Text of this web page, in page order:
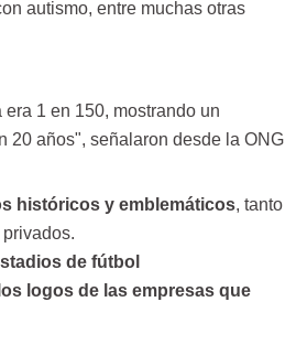
autismo, entre muchas otras
1 en 150, mostrando un
20 años", señalaron desde la ONG
históricos y emblemáticos, tanto
de fútbol
logos de las empresas que